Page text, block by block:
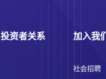
投资者关系 加入我们
社会招聘